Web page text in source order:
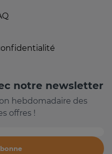
notre newsletter
hebdomadaire des
offres !